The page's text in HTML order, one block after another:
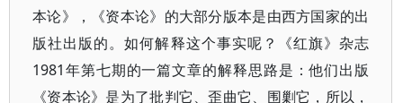
本论》，《资本论》的大部分版本是由西方国家的出
版社出版的。如何解释这个事实呢？《红旗》杂志
1981年第七期的一篇文章的解释思路是：他们出版
《资本论》是为了批判它、歪曲它、围剿它，所以，